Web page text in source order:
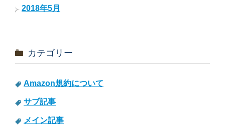
2018年5月
カテゴリー
Amazon規約について
サブ記事
メイン記事